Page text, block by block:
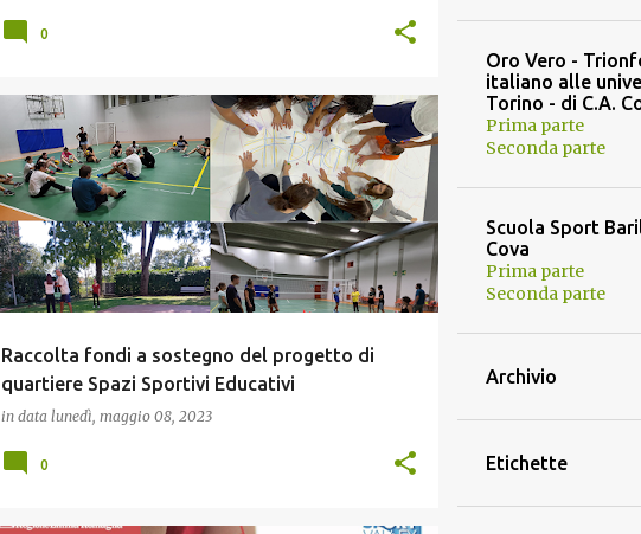
0
Raccolta fondi a sostegno del progetto di
quartiere Spazi Sportivi Educativi
in data lunedì, maggio 08, 2023
GIOVANI INCLUSIONE
0
Oro Vero -
italiano alle
Torino - di C.A.
Prima parte
Seconda parte
Scuola Sport
Cova
Prima parte
Seconda parte
Archivio
Etichette